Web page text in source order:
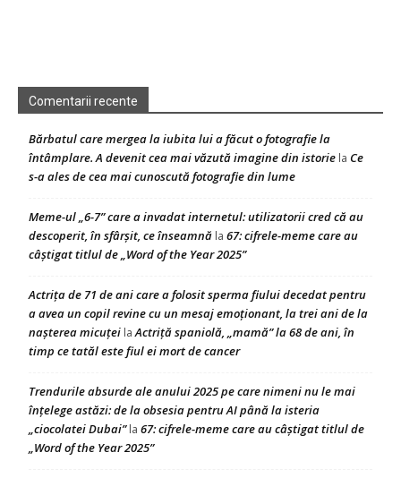
Comentarii recente
Bărbatul care mergea la iubita lui a făcut o fotografie la
întâmplare. A devenit cea mai văzută imagine din istorie la Ce
s-a ales de cea mai cunoscută fotografie din lume
Meme-ul „6-7” care a invadat internetul: utilizatorii cred că au
descoperit, în sfârșit, ce înseamnă la 67: cifrele-meme care au
câștigat titlul de „Word of the Year 2025”
Actrița de 71 de ani care a folosit sperma fiului decedat pentru
a avea un copil revine cu un mesaj emoționant, la trei ani de la
nașterea micuței laActriță spaniolă, „mamă” la 68 de ani, în
timp ce tatăl este fiul ei mort de cancer
Trendurile absurde ale anului 2025 pe care nimeni nu le mai
înțelege astăzi: de la obsesia pentru AI până la isteria
„ciocolatei Dubai”la 67: cifrele-meme care au câștigat titlul de
„Word of the Year 2025”